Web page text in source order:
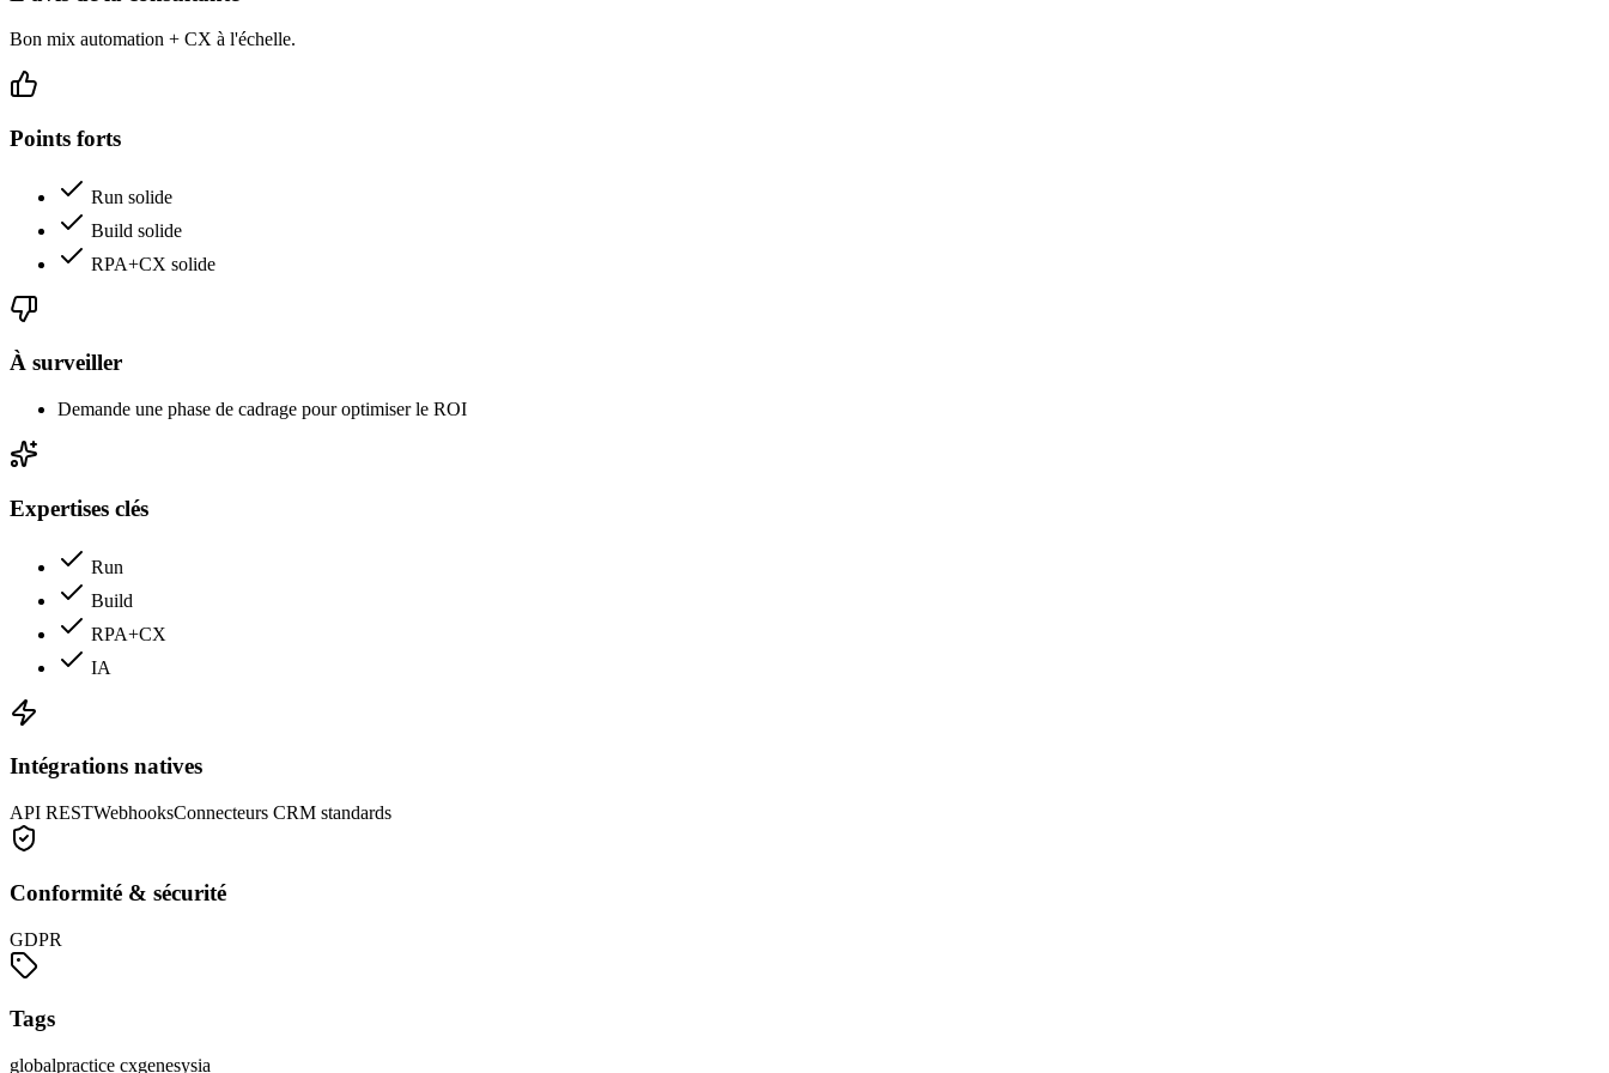
Bon mix automation + CX à l'échelle.
Points forts
Run solide
Build solide
RPA+CX solide
À surveiller
Demande une phase de cadrage pour optimiser le ROI
Expertises clés
Run
Build
RPA+CX
IA
Intégrations natives
API RESTWebhooksConnecteurs CRM standards
Conformité & sécurité
GDPR
Tags
globalpractice cxgenesysia